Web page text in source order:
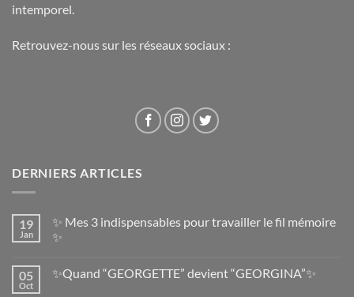
intemporel.
Retrouvez-nous sur les réseaux sociaux :
DERNIERS ARTICLES
19
Jan
✨ Mes 3 indispensables pour travailler le fil mémoire
✨
05
Oct
✨Quand “GEORGETTE” devient “GEORGINA”✨